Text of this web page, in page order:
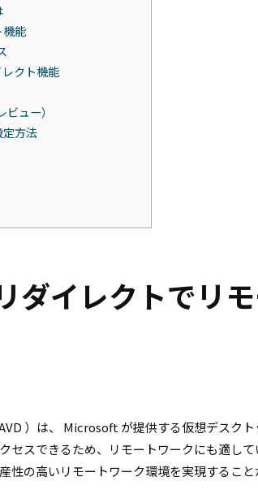
機能
クト機能
ュー）
定方法
ダイレクトでリ
）は、 Microsoft が提供する仮想デスク
セスできるため、リモートワークにも適し
性の高いリモートワーク環境を実現すること